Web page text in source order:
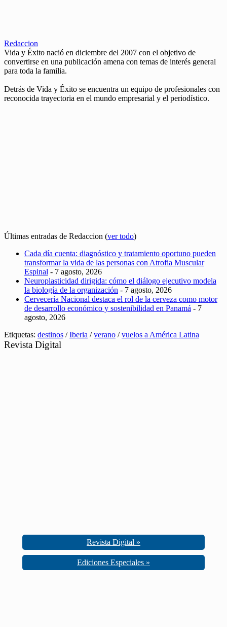
Redaccion
Vida y Éxito nació en diciembre del 2007 con el objetivo de
convertirse en una publicación amena con temas de interés general
para toda la familia.
Detrás de Vida y Éxito se encuentra un equipo de profesionales con
reconocida trayectoria en el mundo empresarial y el periodístico.
Últimas entradas de Redaccion (ver todo)
Cada día cuenta: diagnóstico y tratamiento oportuno pueden
transformar la vida de las personas con Atrofia Muscular
Espinal - 7 agosto, 2026
Neuroplasticidad dirigida: cómo el diálogo ejecutivo modela
la biología de la organización - 7 agosto, 2026
Cervecería Nacional destaca el rol de la cerveza como motor
de desarrollo económico y sostenibilidad en Panamá - 7
agosto, 2026
Etiquetas: destinos /Iberia /verano /vuelos a América Latina
Revista Digital
Revista Digital »
Ediciones Especiales »